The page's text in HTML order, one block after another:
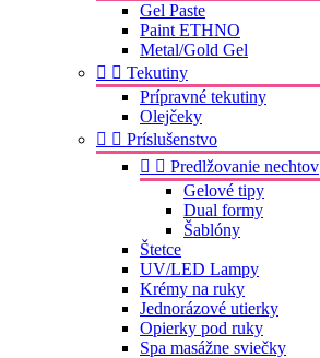
Gel Paste
Paint ETHNO
Metal/Gold Gel
  Tekutiny
Prípravné tekutiny
Olejčeky
  Príslušenstvo
  Predlžovanie nechtov
Gelové tipy
Dual formy
Šablóny
Štetce
UV/LED Lampy
Krémy na ruky
Jednorázové utierky
Opierky pod ruky
Spa masážne sviečky